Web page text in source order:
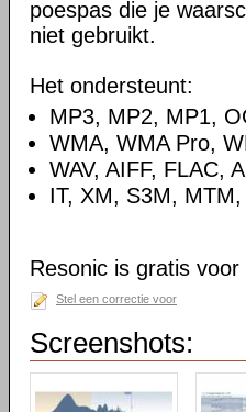
poespas die je
niet gebruikt.
Het ondersteunt:
MP3, MP2, MP1,
WMA, WMA Pro,
WAV, AIFF, FLAC,
IT, XM, S3M,
Resonic is gratis voor
Stel een correctie voor
Screenshots: